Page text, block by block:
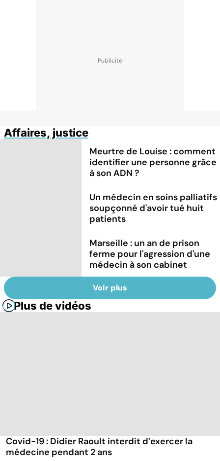
Affaires, justice
Meurtre de Louise : comment
identifier une personne grâce
à son ADN ?
Un médecin en soins palliatifs
soupçonné d'avoir tué huit
patients
Marseille : un an de prison
ferme pour l'agression d'une
médecin à son cabinet
Voir plus
Plus de vidéos
Covid-19 : Didier Raoult interdit d’exercer la
médecine pendant 2 ans